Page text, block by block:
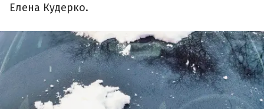
Елена Кудерко.